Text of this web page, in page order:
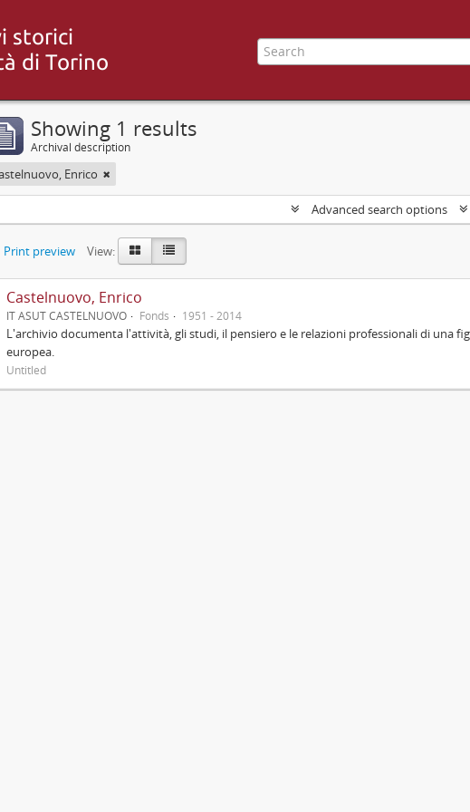
Showing 1 results
Archival description
Enrico
Advanced search options
Print preview View:
Castelnuovo, Enrico
IT ASUT CASTELNUOVO Fonds 1951 - 2014
L'archivio documenta l'attività, gli studi, il pensiero e le relazioni professionali di una
europea.
Untitled